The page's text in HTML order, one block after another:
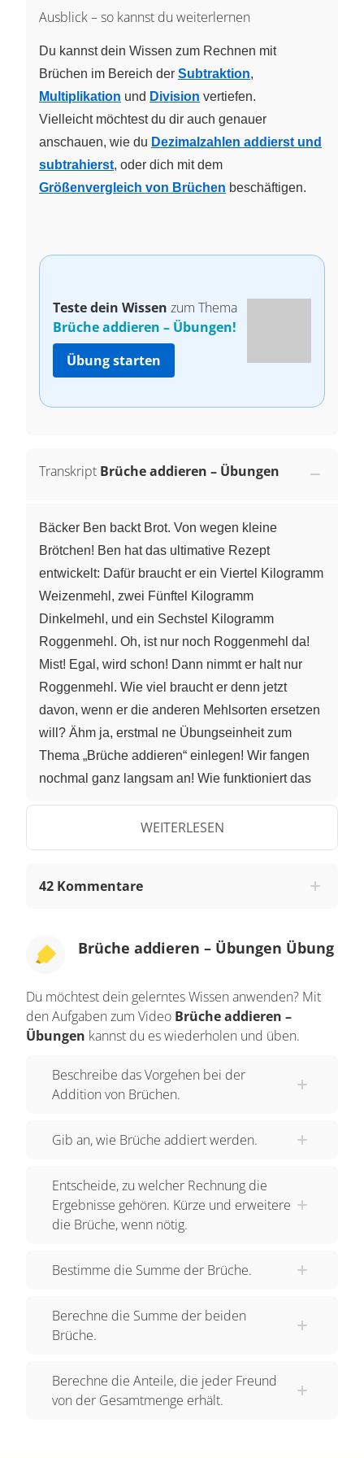
Ausblick – so kannst du weiterlernen
Du kannst dein Wissen zum Rechnen mit
Brüchen im Bereich der Subtraktion,
Multiplikation und Division vertiefen.
Vielleicht möchtest du dir auch genauer
anschauen, wie du Dezimalzahlen addierst und
subtrahierst, oder dich mit dem
Größenvergleich von Brüchen beschäftigen.
Teste dein Wissen zum Thema
Brüche addieren – Übungen!
Übung starten
Transkript Brüche addieren – Übungen
Bäcker Ben backt Brot. Von wegen kleine
Brötchen! Ben hat das ultimative Rezept
entwickelt: Dafür braucht er ein Viertel Kilogramm
Weizenmehl, zwei Fünftel Kilogramm
Dinkelmehl, und ein Sechstel Kilogramm
Roggenmehl. Oh, ist nur noch Roggenmehl da!
Mist! Egal, wird schon! Dann nimmt er halt nur
Roggenmehl. Wie viel braucht er denn jetzt
davon, wenn er die anderen Mehlsorten ersetzen
will? Ähm ja, erstmal ne Übungseinheit zum
Thema „Brüche addieren“ einlegen! Wir fangen
nochmal ganz langsam an! Wie funktioniert das
dieser hier addieren wollten? Ganz wichtig: Nicht
direkt drauf los rechnen und einfach alle Zahlen
Zwölftel, gekürzt ein Drittel kommen. Aber wenn
dann nochmal ein Achtel eines Baguettes
hinzufügen ergibt das in Summe niemals nur ein
gleichnamig machen. Also auf den gleichen
Nenner bringen. Hier schaffen wir das, indem wir
beide Summanden in Achteln angegeben, und
wir können sie zusammenrechnen, indem wir die
beibehalten. Wir müssen also erst dafür sorgen,
diesen Nenner nennt man dann auch den
Hauptnenner – und können dann, aber erst dann,
die Zähler addieren. Eigentlich ganz easy. Leider
einfach zu finden und es kann auch schonmal ein
du auf den ersten Blick wahrscheinlich noch
dass wir kürzen können! Den ersten Bruch
WEITERLESEN
42 Kommentare
Brüche addieren – Übungen Übung
Du möchtest dein gelerntes Wissen anwenden? Mit
den Aufgaben zum Video Brüche addieren –
Übungen kannst du es wiederholen und üben.
Beschreibe das Vorgehen bei der
Addition von Brüchen.
Gib an, wie Brüche addiert werden.
Entscheide, zu welcher Rechnung die
Ergebnisse gehören. Kürze und erweitere
die Brüche, wenn nötig.
Bestimme die Summe der Brüche.
Berechne die Summe der beiden
Brüche.
Berechne die Anteile, die jeder Freund
von der Gesamtmenge erhält.